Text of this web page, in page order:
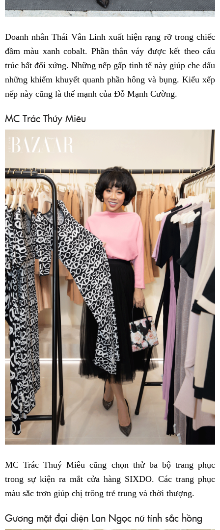
Doanh nhân Thái Vân Linh xuất hiện rạng rỡ trong chiếc
đầm màu xanh cobalt. Phần thân váy được kết theo cấu
trúc bất đối xứng. Những nếp gấp tinh tế này giúp che dấu
những khiếm khuyết quanh phần hông và bụng. Kiểu xếp
nếp này cũng là thế mạnh của Đỗ Mạnh Cường.
MC Trác Thúy Miêu
MC Trác Thuý Miêu cũng chọn thử ba bộ trang phục
trong sự kiện ra mắt cửa hàng SIXDO. Các trang phục
màu sắc trơn giúp chị trông trẻ trung và thời thượng.
Gương mặt đại diện Lan Ngọc nữ tính sắc hồng